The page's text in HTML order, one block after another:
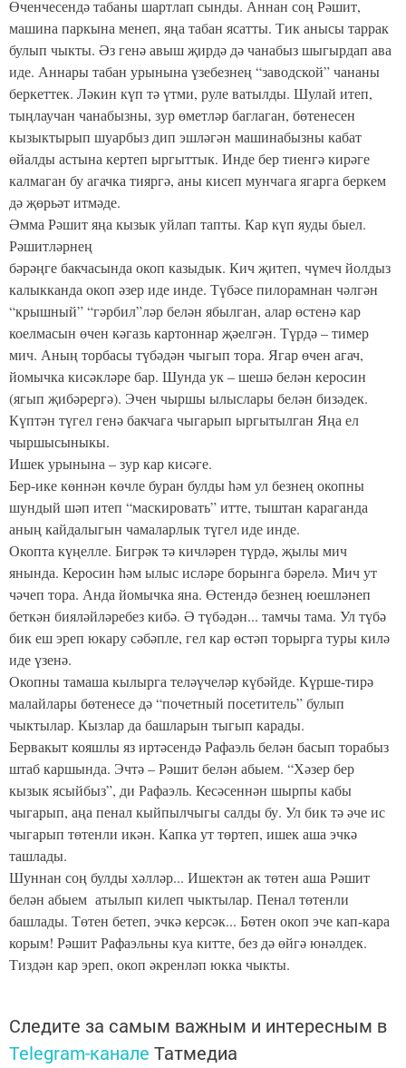
Өченчесендә табаны шартлап сынды. Аннан соң Рәшит,
машина паркына менеп, яңа табан ясатты. Тик анысы таррак
булып чыкты. Әз генә авыш җирдә дә чанабыз шыгырдап ава
иде. Аннары табан урынына үзебезнең “заводской” чананы
беркеттек. Ләкин күп тә үтми, руле ватылды. Шулай итеп,
тыңлаучан чанабызны, зур өметләр баглаган, бөтенесен
кызыктырып шуарбыз дип эшләгән машинабызны кабат
өйалды астына кертеп ыргыттык. Инде бер тиенгә кирәге
калмаган бу агачка тияргә, аны кисеп мунчага ягарга беркем
дә җөрьәт итмәде.
Әмма Рәшит яңа кызык уйлап тапты. Кар күп яуды быел.
Рәшитләрнең
бәрәңге бакчасында окоп казыдык. Кич җитеп, чүмеч йолдыз
калыкканда окоп әзер иде инде. Түбәсе пилорамнан чәлгән
“крышный” “гәрбил”ләр белән ябылган, алар өстенә кар
коелмасын өчен кәгазь картоннар җәелгән. Түрдә – тимер
мич. Аның торбасы түбәдән чыгып тора. Ягар өчен агач,
йомычка кисәкләре бар. Шунда ук – шешә белән керосин
(ягып җибәрергә). Эчен чыршы ылыслары белән бизәдек.
Күптән түгел генә бакчага чыгарып ыргытылган Яңа ел
чыршысыныкы.
Ишек урынына – зур кар кисәге.
Бер-ике көннән көчле буран булды һәм ул безнең окопны
шундый шәп итеп “маскировать” итте, тыштан караганда
аның кайдалыгын чамаларлык түгел иде инде.
Окопта күңелле. Бигрәк тә кичләрен түрдә, җылы мич
янында. Керосин һәм ылыс исләре борынга бәрелә. Мич ут
чәчеп тора. Анда йомычка яна. Өстендә безнең юешләнеп
беткән бияләйләребез кибә. Ә түбәдән... тамчы тама. Ул түбә
бик еш эреп юкару сәбәпле, гел кар өстәп торырга туры килә
иде үзенә.
Окопны тамаша кылырга теләүчеләр күбәйде. Күрше-тирә
малайлары бөтенесе дә “почетный посетитель” булып
чыктылар. Кызлар да башларын тыгып карады.
Бервакыт кояшлы яз иртәсендә Рафаэль белән басып торабыз
штаб каршында. Эчтә – Рәшит белән абыем. “Хәзер бер
кызык ясыйбыз”, ди Рафаэль. Кесәсеннән шырпы кабы
чыгарып, аңа пенал кыйпылчыгы салды бу. Ул бик тә әче ис
чыгарып төтенли икән. Капка ут төртеп, ишек аша эчкә
ташлады.
Шуннан соң булды хәлләр... Ишектән ак төтен аша Рәшит
белән абыем атылып килеп чыктылар. Пенал төтенли
башлады. Төтен бетеп, эчкә керсәк... Бөтен окоп эче кап-кара
корым! Рәшит Рафаэльны куа китте, без дә өйгә юнәлдек.
Тиздән кар эреп, окоп әкренләп юкка чыкты.
Следите за самым важным и интересным в
Telegram-канале Татмедиа